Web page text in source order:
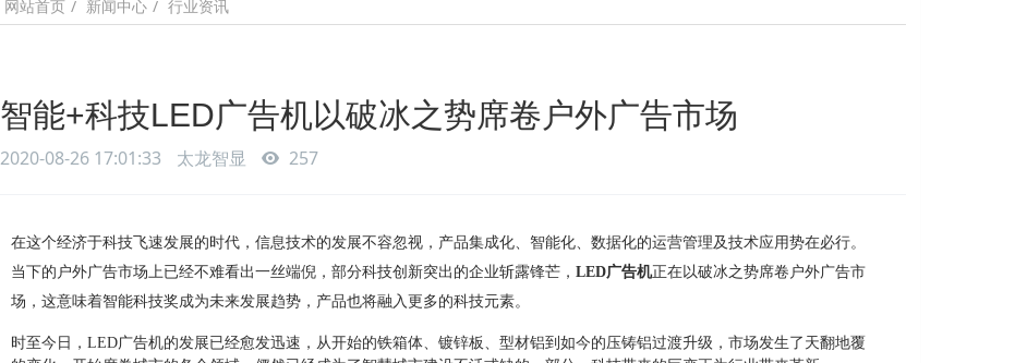
网站首页 新闻中心 行业资讯
智能+科技LED广告机以破冰之势席卷户外广告市场
2020-08-26 17:01:33 太龙智显 257
在这个经济于科技飞速发展的时代，信息技术的发展不容忽视，产品集成化、智能化、数据化的运营管理及技术应用势在必行。
当下的户外广告市场上已经不难看出一丝端倪，部分科技创新突出的企业斩露锋芒， LED广告机正在以破冰之势席卷户外广告市
场，这意味着智能科技奖成为未来发展趋势，产品也将融入更多的科技元素。
时至今日，LED广告机的发展已经愈发迅速，从开始的铁箱体、镀锌板、型材铝到如今的压铸铝过渡升级，市场发生了天翻地覆